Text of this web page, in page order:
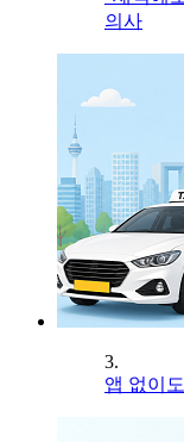
의사
3.
앱 없이